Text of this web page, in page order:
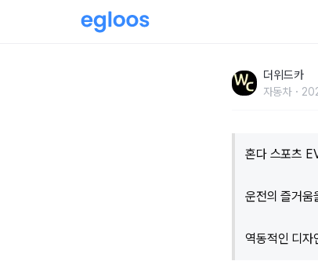
더위드카
자동차
혼다 스포츠
운전의 즐거움
역동적인 디자